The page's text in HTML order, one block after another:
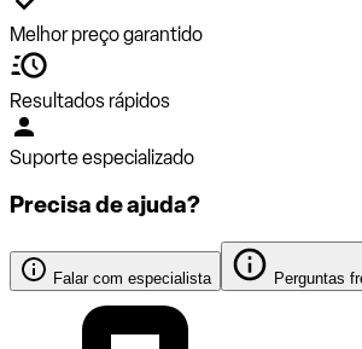
Melhor preço garantido
Resultados rápidos
Suporte especializado
Precisa de ajuda?
Falar com especialista Perguntas